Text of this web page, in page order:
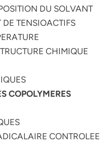
DU SOLVANT
DE TENSIOACTIFS
CHIMIQUE
COPOLYMERES
CONTROLEE